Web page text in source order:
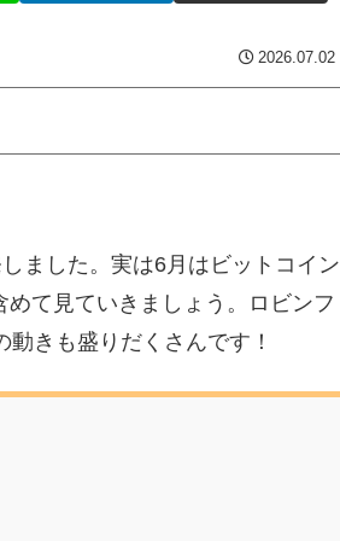
2026.07.02
ました。実は6月はビットコイン
て見ていきましょう。ロビンフ
きも盛りだくさんです！